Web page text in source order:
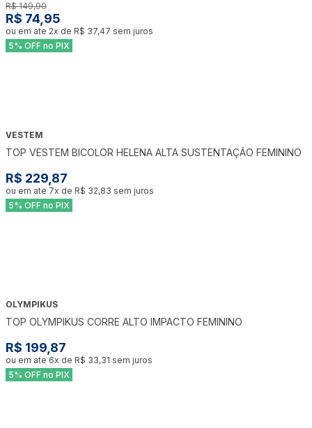
R$ 149,90
R$ 74,95
ou em ate 2x de R$ 37,47 sem juros
5% OFF no PIX
VESTEM
TOP VESTEM BICOLOR HELENA ALTA SUSTENTAÇÃO FEMININO
R$ 229,87
ou em ate 7x de R$ 32,83 sem juros
5% OFF no PIX
OLYMPIKUS
TOP OLYMPIKUS CORRE ALTO IMPACTO FEMININO
R$ 199,87
ou em ate 6x de R$ 33,31 sem juros
5% OFF no PIX